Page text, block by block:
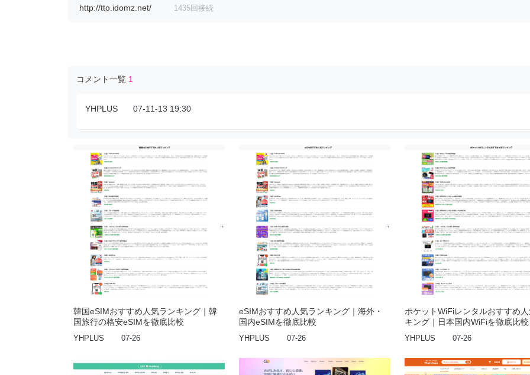
http://tto.idomz.net/ 1435回接続
コメント一覧 1
YHPLUS 07-11-13 19:30
韓国eSIMおすすめ人気ランキング｜韓
国旅行の格安eSIMを徹底比較
YHPLUS 07-26
eSIMおすすめ人気ランキング｜海外・
国内eSIMを徹底比較
YHPLUS 07-26
ポケットWiFiレンタルおすすめ
キング｜日本国内WiFiを徹底比較
YHPLUS 07-26